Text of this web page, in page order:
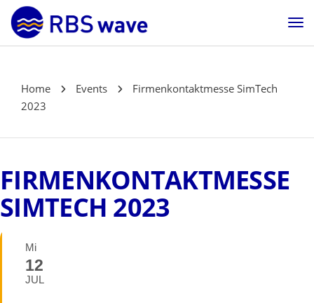
Home Events
Firmenkontaktmesse SimTech
2023
FIRMENKONTAKTMESSE
SIMTECH 2023
Mi
12
JUL